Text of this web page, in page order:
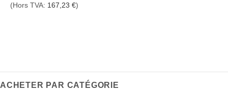
(Hors TVA: 167,23 €)
ACHETER PAR CATÉGORIE